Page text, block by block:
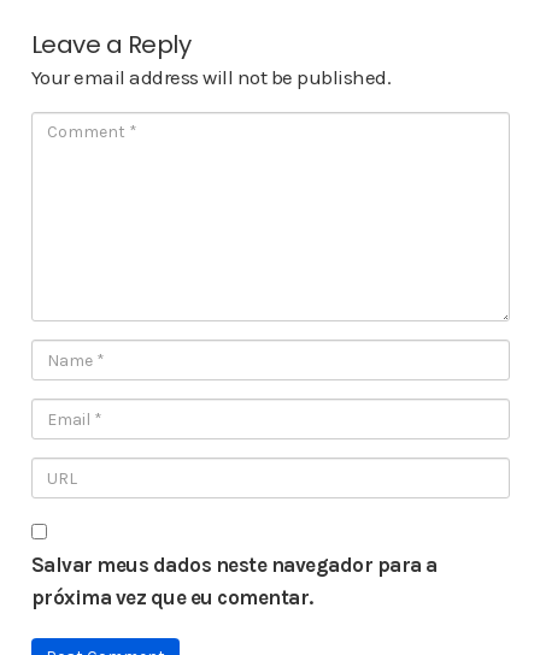
Leave a Reply
Your email address will not be published.
Salvar meus dados neste navegador para a
próxima vez que eu comentar.